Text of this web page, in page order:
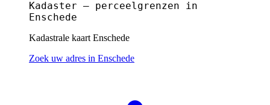
Kadaster — perceelgrenzen in
Enschede
Kadastrale kaart Enschede
Zoek uw adres in Enschede